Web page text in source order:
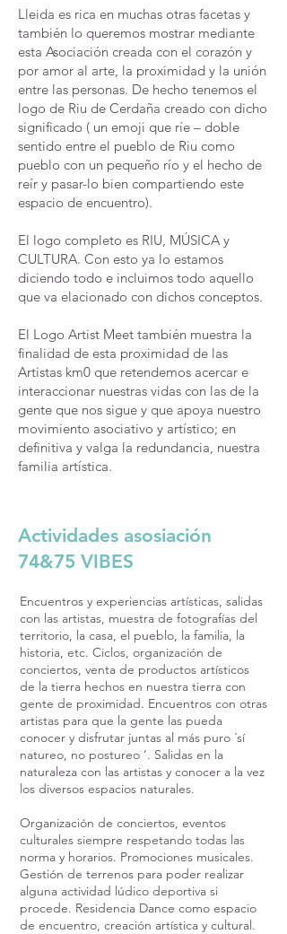
Lleida es rica en muchas otras facetas y
también lo queremos mostrar mediante
esta Asociación creada con el corazón y
por amor al arte, la proximidad y la unión
entre las personas. De hecho tenemos el
logo de Riu de Cerdaña creado con dicho
significado ( un emoji que ríe – doble
sentido entre el pueblo de Riu como
pueblo con un pequeño río y el hecho de
reír y pasar-lo bien compartiendo este
espacio de encuentro).
El logo completo es RIU, MÚSICA y
CULTURA. Con esto ya lo estamos
diciendo todo e incluimos todo aquello
que va elacionado con dichos conceptos.
El Logo Artist Meet también muestra la
finalidad de esta proximidad de las
Artistas km0 que retendemos acercar e
interaccionar nuestras vidas con las de la
gente que nos sigue y que apoya nuestro
movimiento asociativo y artístico; en
definitiva y valga la redundancia, nuestra
familia artística.
Actividades asosiación
74&75 VIBES
Encuentros y experiencias artísticas, salidas
con las artistas, muestra de fotografías del
territorio, la casa, el pueblo, la familia, la
historia, etc. Ciclos, organización de
conciertos, venta de productos artísticos
de la tierra hechos en nuestra tierra con
gente de proximidad. Encuentros con otras
artistas para que la gente las pueda
conocer y disfrutar juntas al más puro ´sí
natureo, no postureo ‘. Salidas en la
naturaleza con las artistas y conocer a la vez
los diversos espacios naturales.
Organización de conciertos, eventos
culturales siempre respetando todas las
norma y horarios. Promociones musicales.
Gestión de terrenos para poder realizar
alguna actividad lúdico deportiva si
procede. Residencia Dance como espacio
de encuentro, creación artística y cultural.